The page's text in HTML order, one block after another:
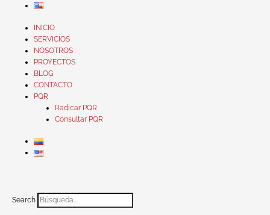
INICIO
SERVICIOS
NOSOTROS
PROYECTOS
BLOG
CONTACTO
PQR
Radicar PQR
Consultar PQR
Search